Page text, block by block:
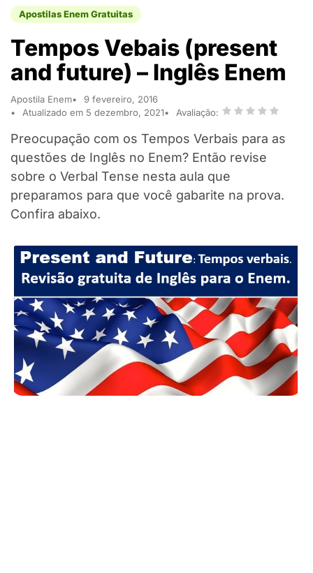
Apostilas Enem Gratuitas
Tempos Vebais (present
and future) – Inglês Enem
Apostila Enem
9 fevereiro, 2016
Atualizado em 5 dezembro, 2021
Avaliação:
Preocupação com os Tempos Verbais para as
questões de Inglês no Enem? Então revise
sobre o Verbal Tense nesta aula que
preparamos para que você gabarite na prova.
Confira abaixo.